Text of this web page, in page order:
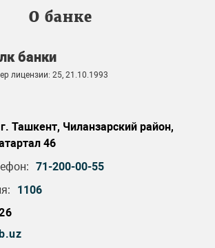
О банке
банки
лицензии: 25, 21.10.1993
Ташкент, Чиланзарский район,
46
71-200-00-55
1106